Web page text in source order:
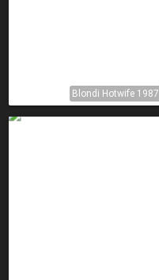
Blondi Hotwife 1987